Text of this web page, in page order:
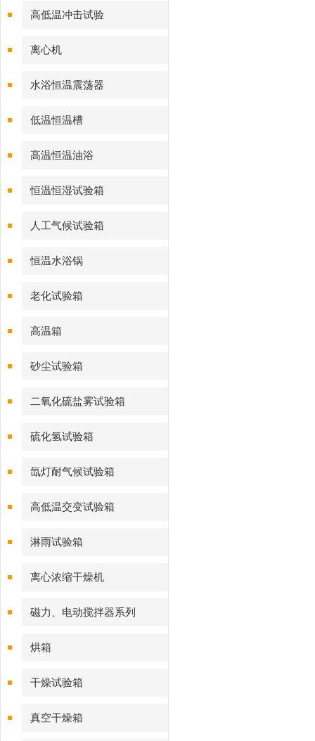
高低温冲击试验
离心机
水浴恒温震荡器
低温恒温槽
高温恒温油浴
恒温恒湿试验箱
人工气候试验箱
恒温水浴锅
老化试验箱
高温箱
砂尘试验箱
二氧化硫盐雾试验箱
硫化氢试验箱
氙灯耐气候试验箱
高低温交变试验箱
淋雨试验箱
离心浓缩干燥机
磁力、电动搅拌器系列
烘箱
干燥试验箱
真空干燥箱